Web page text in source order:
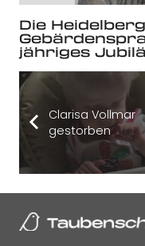
Die
jähriges
Clarisa Vollmar
gestorben